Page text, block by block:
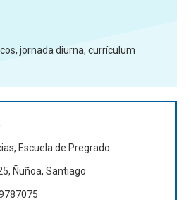
Escuela de Pregrado
Ñuñoa, Santiago
jornada diurna, currículum